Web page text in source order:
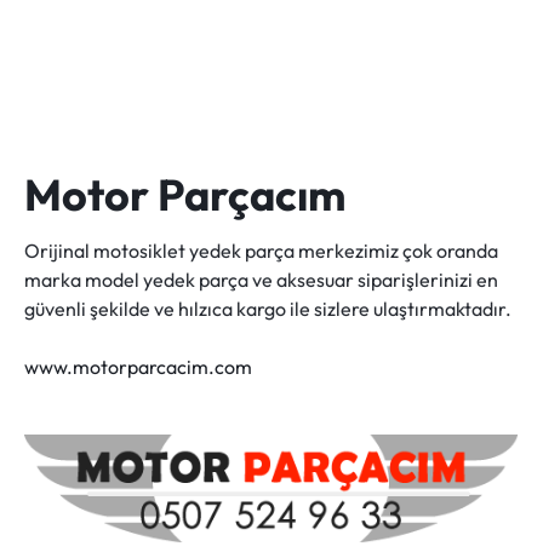
Motor Parçacım
Orijinal motosiklet yedek parça merkezimiz çok oranda
marka model yedek parça ve aksesuar siparişlerinizi en
güvenli şekilde ve hılzıca kargo ile sizlere ulaştırmaktadır.
www.motorparcacim.com